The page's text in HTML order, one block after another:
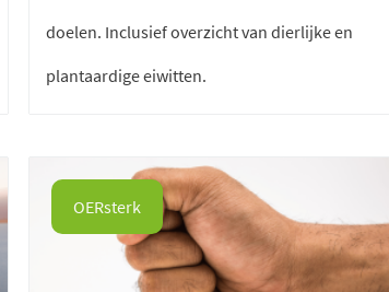
doelen. Inclusief overzicht van dierlijke en
plantaardige eiwitten.
OERsterk